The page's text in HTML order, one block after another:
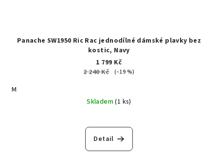
Panache SW1950 Ric Rac jednodílné dámské plavky bez
kostic, Navy
1 799 Kč
2 240 Kč
(–19 %)
M
Skladem(1 ks)
Detail